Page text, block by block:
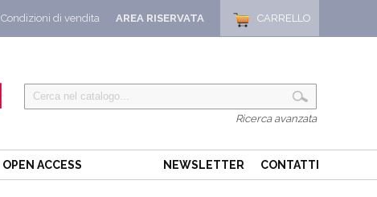
CARRELLO
AREA RISERVATA
Condizioni di vendita
Ricerca avanzata
OPEN ACCESS NEWSLETTER CONTATTI